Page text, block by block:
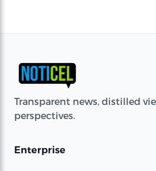
Transparent news, distilled
perspectives.
Enterprise